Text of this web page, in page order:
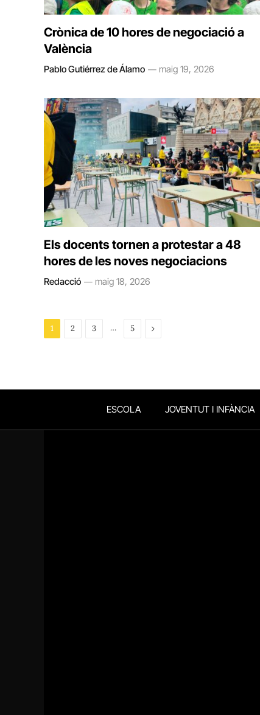
Crònica de 10 hores de negociació a
València
Pablo Gutiérrez de Álamo maig 19, 2026
Els docents tornen a protestar a 48
hores de les noves negociacions
Redacció maig 18, 2026
1 2 3 … 5 Next
ESCOLA JOVENTUT I INFÀNCIA